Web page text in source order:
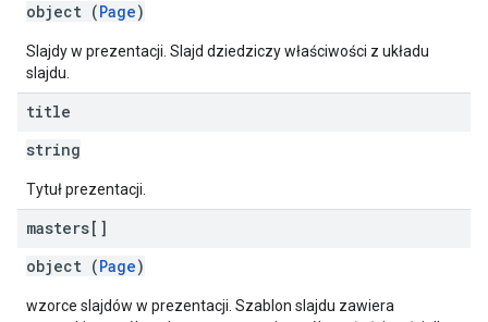
object (Page)
Slajdy w prezentacji. Slajd dziedziczy właściwości z układu
slajdu.
title
string
Tytuł prezentacji.
masters[]
object (Page)
wzorce slajdów w prezentacji. Szablon slajdu zawiera